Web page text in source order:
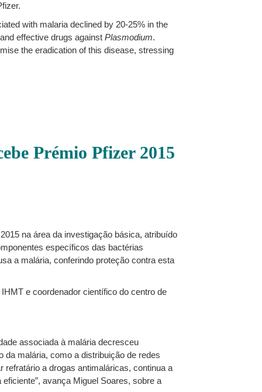
with malaria declined by 20-25% in the
effective drugs against Plasmodium.
the eradication of this disease, stressing
Prémio Pfizer 2015
na área da investigação básica, atribuído
específicos das bactérias
a malária, conferindo proteção contra esta
e coordenador científico do centro de
associada à malária decresceu
da malária, como a distribuição de redes
a drogas antimaláricas, continua a
avança Miguel Soares, sobre a